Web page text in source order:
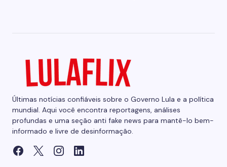
Últimas notícias confiáveis sobre o Governo Lula e a política
mundial. Aqui você encontra reportagens, análises
profundas e uma seção anti fake news para mantê-lo bem-
informado e livre de desinformação.